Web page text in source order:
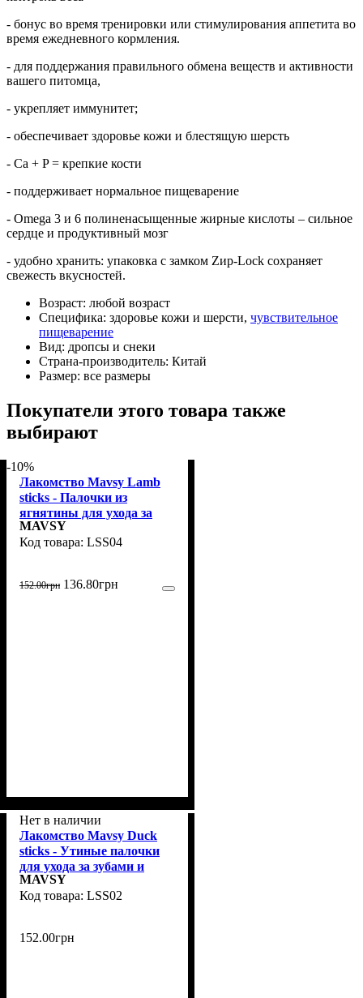
- бонус во время тренировки или стимулирования аппетита во
время ежедневного кормления.
- для поддержания правильного обмена веществ и активности
вашего питомца,
- укрепляет иммунитет;
- обеспечивает здоровье кожи и блестящую шерсть
- Ca + P = крепкие кости
- поддерживает нормальное пищеварение
- Omega 3 и 6 полиненасыщенные жирные кислоты – сильное
сердце и продуктивный мозг
- удобно хранить: упаковка с замком Zир-Lосk сохраняет
свежесть вкусностей.
Возраст: любой возраст
Специфика: здоровье кожи и шерсти, чувствительное
пищеварение
Вид: дропсы и снеки
Страна-производитель: Китай
Размер: все размеры
Покупатели этого товара также
выбирают
-10%
Лакомство Mavsy Lamb
sticks - Палочки из
ягнятины для ухода за
зубами и деснами для
собак, 100 г
MAVSY
LSS04
152.00грн 136.80грн
Нет в наличии
Лакомство Mavsy Duck
sticks - Утиные палочки
для ухода за зубами и
деснами для собак, 120 г
MAVSY
LSS02
152.00грн